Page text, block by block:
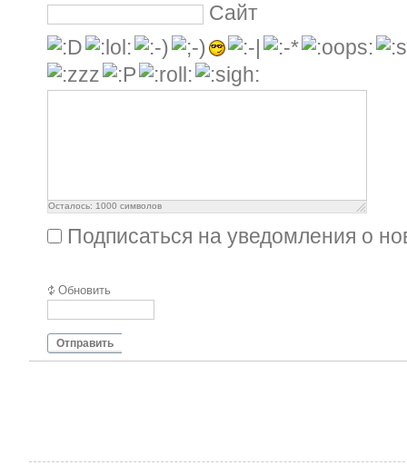
Сайт
Осталось: 1000 символов
Подписаться на уведомления о
Обновить
Отправить